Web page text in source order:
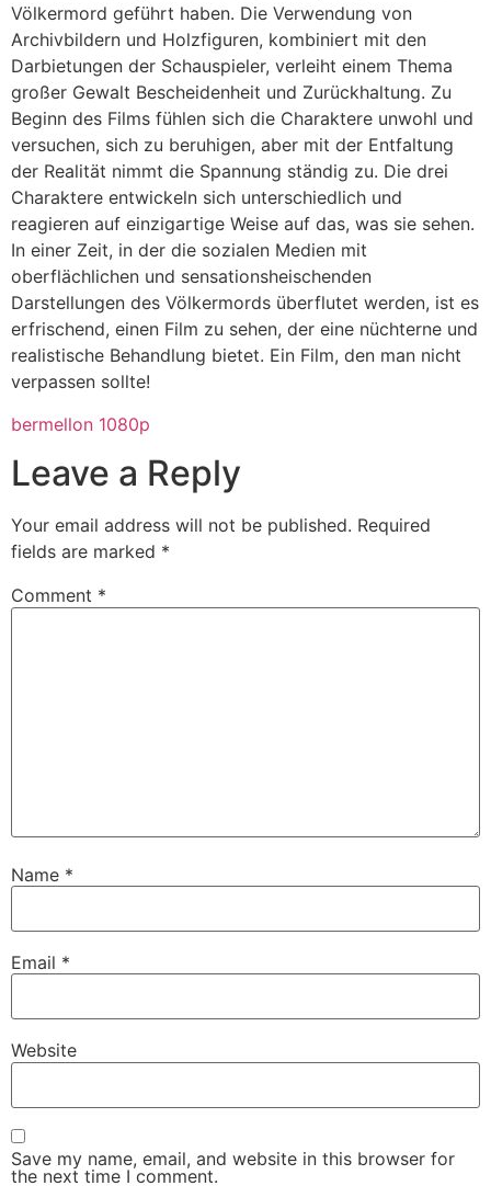
Völkermord geführt haben. Die Verwendung von
Archivbildern und Holzfiguren, kombiniert mit den
Darbietungen der Schauspieler, verleiht einem Thema
großer Gewalt Bescheidenheit und Zurückhaltung. Zu
Beginn des Films fühlen sich die Charaktere unwohl und
versuchen, sich zu beruhigen, aber mit der Entfaltung
der Realität nimmt die Spannung ständig zu. Die drei
Charaktere entwickeln sich unterschiedlich und
reagieren auf einzigartige Weise auf das, was sie sehen.
In einer Zeit, in der die sozialen Medien mit
oberflächlichen und sensationsheischenden
Darstellungen des Völkermords überflutet werden, ist es
erfrischend, einen Film zu sehen, der eine nüchterne und
realistische Behandlung bietet. Ein Film, den man nicht
verpassen sollte!
bermellon 1080p
Leave a Reply
Your email address will not be published. Required
fields are marked *
Comment *
Name *
Email *
Website
Save my name, email, and website in this browser for
the next time I comment.